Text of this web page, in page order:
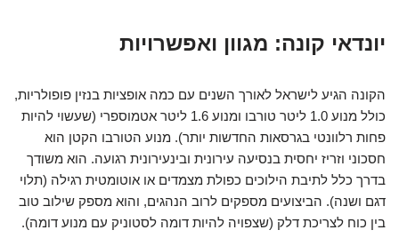
יונדאי קונה: מגוון ואפשרויות
הקונה הגיע לישראל לאורך השנים עם כמה אופציות בנזין פופולריות,
כולל מנוע 1.0 ליטר טורבו ומנוע 1.6 ליטר אטמוספרי (שעשוי להיות
פחות רלוונטי בגרסאות החדשות יותר). מנוע הטורבו הקטן הוא
חסכוני וזריז יחסית בנסיעה עירונית ובינעירונית רגועה. הוא משודך
בדרך כלל לתיבת הילוכים כפולת מצמדים או אוטומטית רגילה (תלוי
דגם ושנה). הביצועים מספקים לרוב הנהגים, והוא מספק שילוב טוב
בין כוח לצריכת דלק (שצפויה להיות דומה לסטוניק עם מנוע דומה).